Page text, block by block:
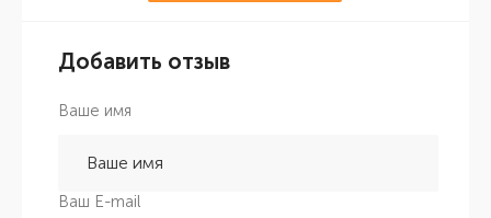
Добавить отзыв
Ваше имя
Ваш E-mail